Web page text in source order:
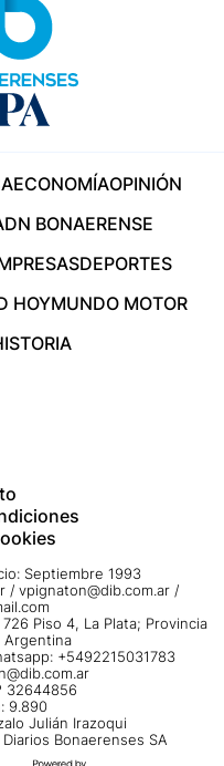
ECONOMÍAOPINIÓN
BONAERENSE
DEPORTES
HOYMUNDO MOTOR
Septiembre 1993
/ vpignaton@dib.com.ar /
Piso 4, La Plata; Provincia
Argentina
+5492215031783
32644856
9.890
Julián Irazoqui
Bonaerenses SA